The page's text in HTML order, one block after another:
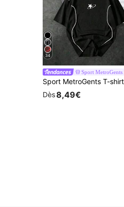
34
Sport MetroGents
Dès8,49€